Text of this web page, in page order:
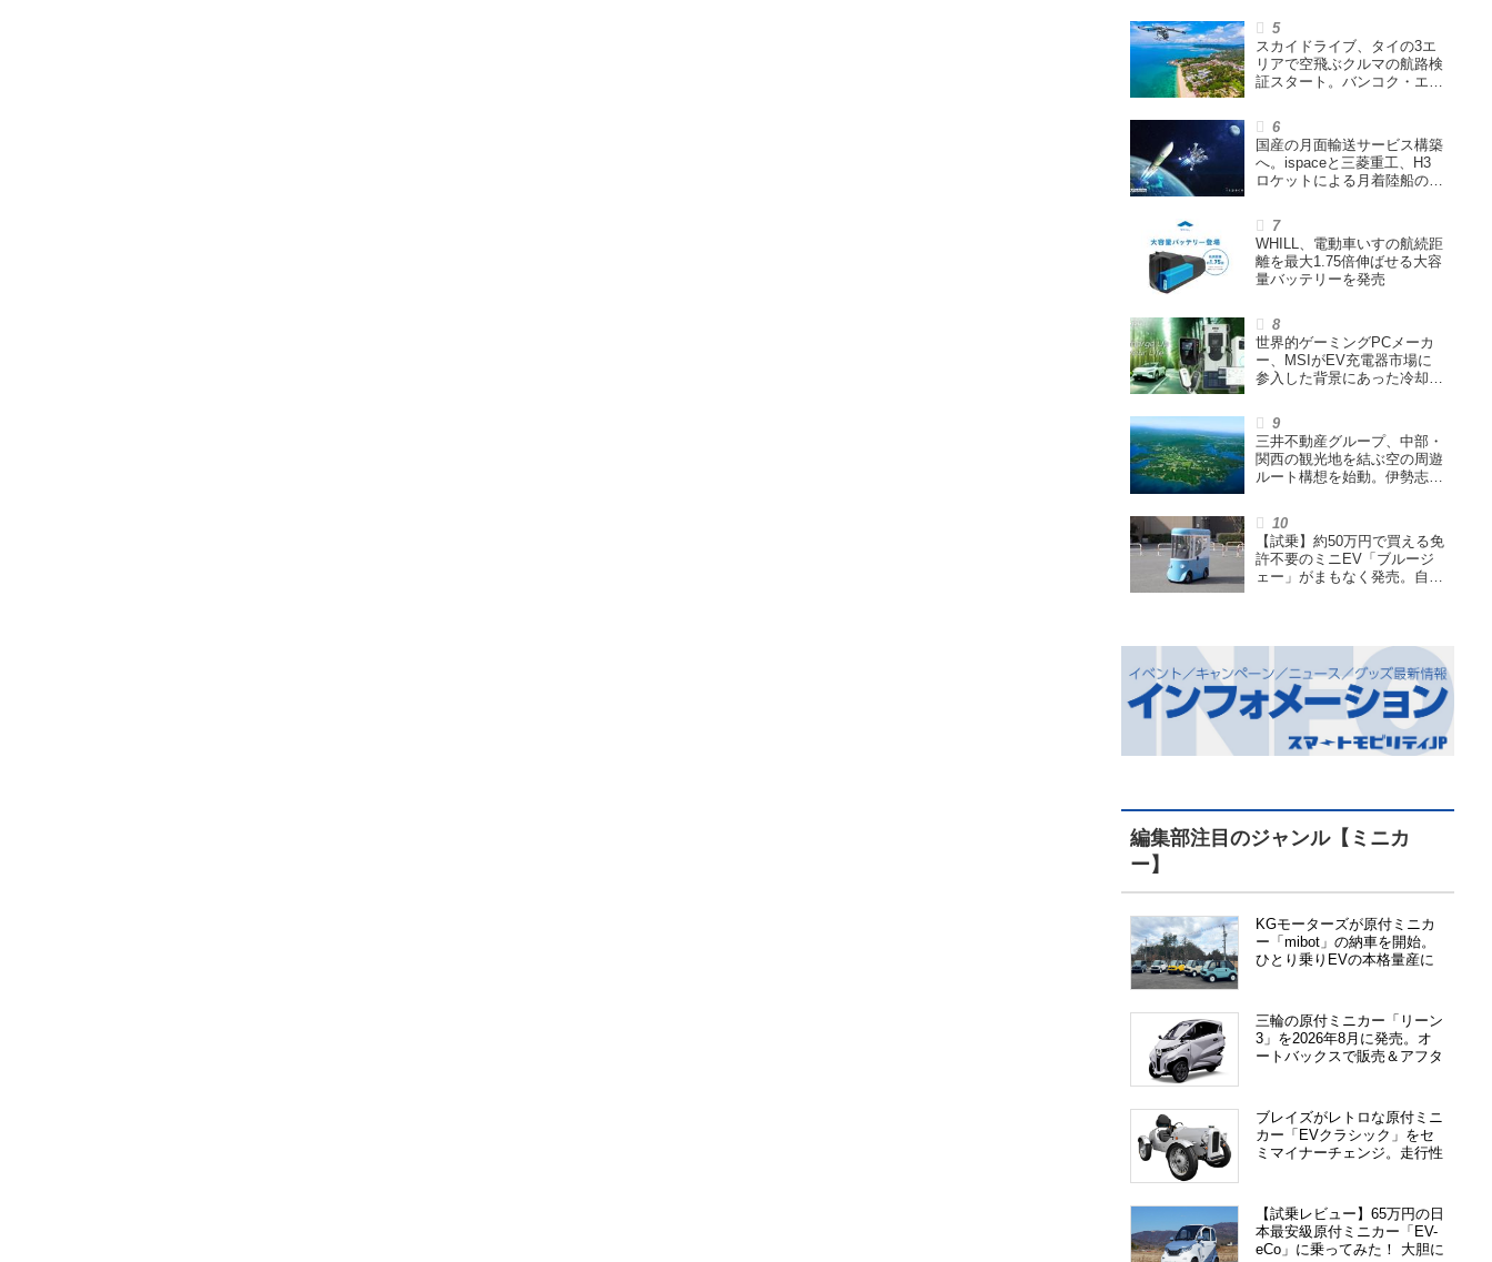
スカイドライブ、タイの3エ
リアで空飛ぶクルマの航路検
証スタート。バンコク・エア
指す
国産の月面輸送サービス構築
へ。ispaceと三菱重工、H3
ロケットによる月着陸船の打
結
WHILL、電動車いすの航続距
離を最大1.75倍伸ばせる大容
量バッテリーを発売
世界的ゲーミングPCメーカ
ー、MSIがEV充電器市場に
参入した背景にあった冷却技
回】
三井不動産グループ、中部・
関西の観光地を結ぶ空の周遊
ルート構想を始動。伊勢志摩
【試乗】約50万円で買える免
許不要のミニEV「ブルージ
ェー」がまもなく発売。自転
編集部注目のジャンル【ミニカ
ー】
KGモーターズが原付ミニカ
ー「mibot」の納車を開始。
ひとり乗りEVの本格量産に
三輪の原付ミニカー「リーン
3」を2026年8月に発売。オ
ートバックスで販売＆アフタ
ブレイズがレトロな原付ミニ
カー「EVクラシック」をセ
ミマイナーチェンジ。走行性
【試乗レビュー】65万円の日
本最安級原付ミニカー「EV-
eCo」に乗ってみた！ 大胆に